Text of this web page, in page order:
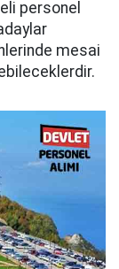
personel
mesai